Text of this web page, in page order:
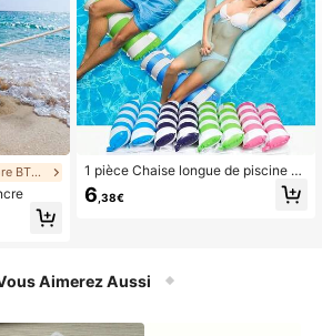
UIMOSO Store BTG EU
1 pièce Chaise longue de piscine go
nflable - Lit flottant rayé pliable ave
c appuie-tête, matériau PVC durabl
6 ,38€
Aimerez Aussi